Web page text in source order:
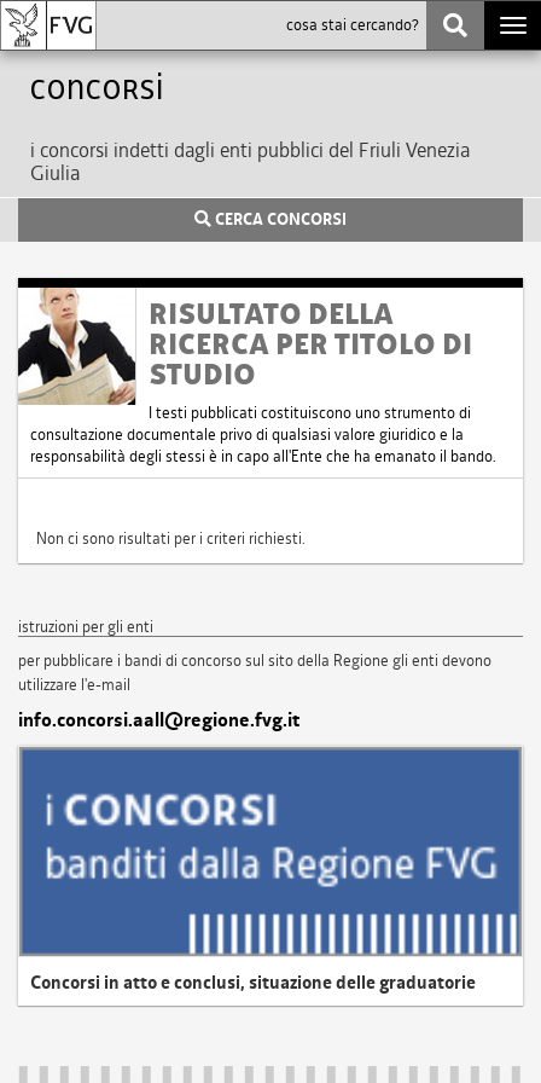
Concorsi
i concorsi indetti dagli enti pubblici del Friuli Venezia
Giulia
CERCA CONCORSI
RISULTATO DELLA
RICERCA PER TITOLO DI
STUDIO
I testi pubblicati costituiscono uno strumento di
consultazione documentale privo di qualsiasi valore giuridico e la
responsabilità degli stessi è in capo all'Ente che ha emanato il bando.
Non ci sono risultati per i criteri richiesti.
istruzioni per gli enti
per pubblicare i bandi di concorso sul sito della Regione gli enti devono
utilizzare l'e-mail
info.concorsi.aall@regione.fvg.it
Concorsi in atto e conclusi, situazione delle graduatorie